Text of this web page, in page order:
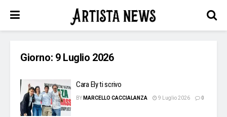
Giorno: 9 Luglio 2026
Cara Ely ti scrivo
BY MARCELLO CACCIALANZA 9 Luglio 2026 0